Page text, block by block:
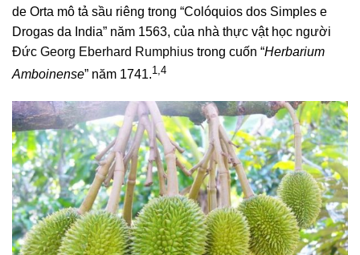
de Orta mô tả sầu riêng trong “Colóquios dos Simples e
Drogas da India” năm 1563, của nhà thực vật học người
Đức Georg Eberhard Rumphius trong cuốn “Herbarium
Amboinense” năm 1741.1,4